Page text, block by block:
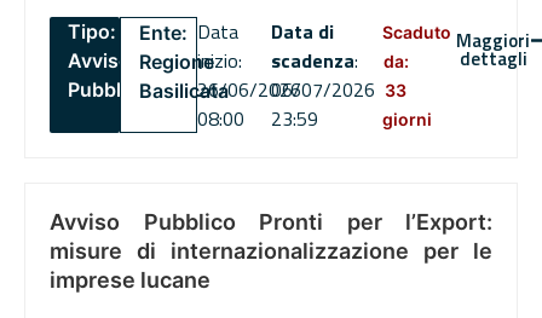
Tipo:
Avviso
Pubblico
Ente:
Regione
Basilicata
Data
inizio:
26/06/2026
08:00
Data di
scadenza:
06/07/2026
23:59
Scaduto
da:
33
giorni
Maggiori
dettagli
Avviso Pubblico Pronti per l’Export:
misure di internazionalizzazione per le
imprese lucane